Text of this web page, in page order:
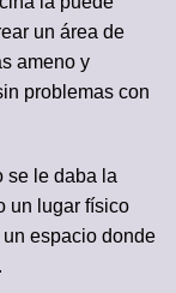
un área de
ameno y
problemas con
se le daba la
un lugar físico
espacio donde